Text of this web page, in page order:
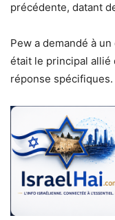
précédente, datant
Pew a demandé à
était le principal allié
réponse spécifiques.